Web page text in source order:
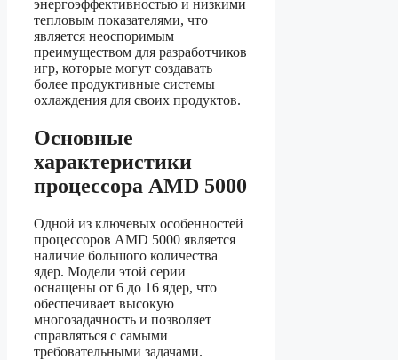
энергоэффективностью и низкими
тепловым показателями, что
является неоспоримым
преимуществом для разработчиков
игр, которые могут создавать
более продуктивные системы
охлаждения для своих продуктов.
Основные
характеристики
процессора AMD 5000
Одной из ключевых особенностей
процессоров AMD 5000 является
наличие большого количества
ядер. Модели этой серии
оснащены от 6 до 16 ядер, что
обеспечивает высокую
многозадачность и позволяет
справляться с самыми
требовательными задачами.